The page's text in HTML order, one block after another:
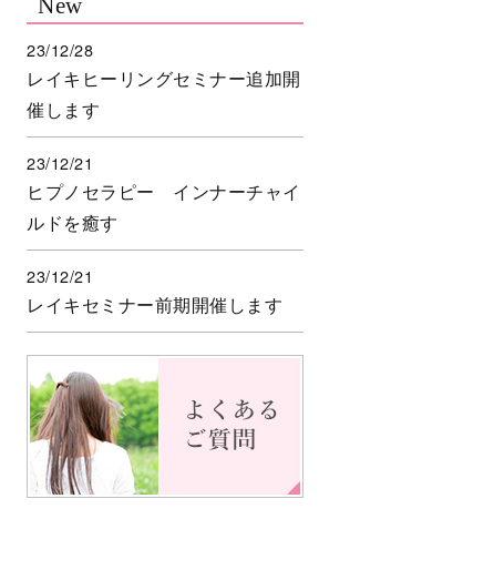
New
23/12/28
レイキヒーリングセミナー追加開
催します
23/12/21
ヒプノセラピー インナーチャイ
ルドを癒す
23/12/21
レイキセミナー前期開催します